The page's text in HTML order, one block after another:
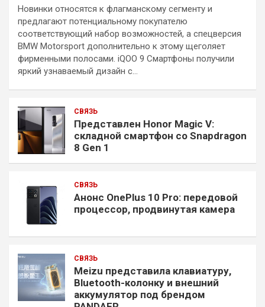
Новинки относятся к флагманскому сегменту и
предлагают потенциальному покупателю
соответствующий набор возможностей, а спецверсия
BMW Motorsport дополнительно к этому щеголяет
фирменными полосами. iQOO 9 Смартфоны получили
яркий узнаваемый дизайн с…
СВЯЗЬ
Представлен Honor Magic V:
складной смартфон со Snapdragon
8 Gen 1
СВЯЗЬ
Анонс OnePlus 10 Pro: передовой
процессор, продвинутая камера
СВЯЗЬ
Meizu представила клавиатуру,
Bluetooth-колонку и внешний
аккумулятор под брендом